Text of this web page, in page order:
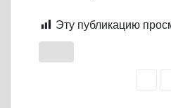
Эту публикацию